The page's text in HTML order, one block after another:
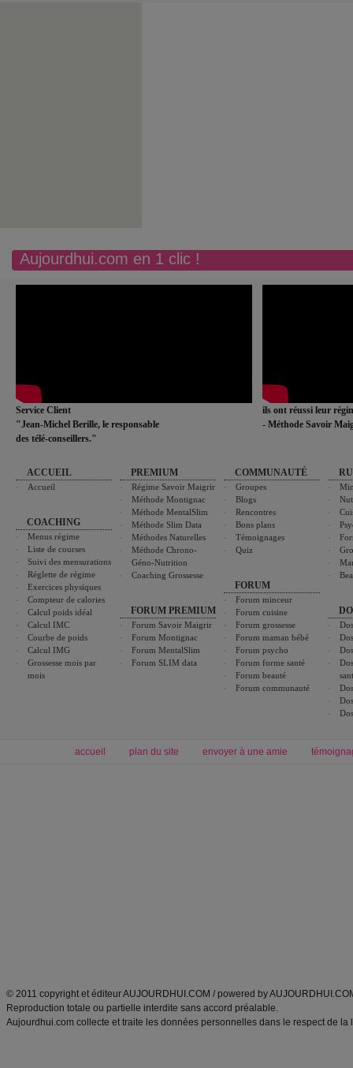
Aujourdhui.com en 1 clic !
Service Client
"Jean-Michel Berille, le responsable
des télé-conseillers."
ils ont réussi leur
- Méthode Savoir
ACCUEIL
Accueil
COACHING
Menus régime
Liste de courses
Suivi des mensurations
Réglette de régime
Exercices physiques
Compteur de calories
Calcul poids idéal
Calcul IMC
Courbe de poids
Calcul IMG
Grossesse mois par
mois
PREMIUM
Régime Savoir Maigrir
Méthode Montignac
Méthode MentalSlim
Méthode Slim Data
Méthodes Naturelles
Méthode Chrono-
Géno-Nutrition
Coaching Grossesse
FORUM PREMIUM
Forum Savoir Maigrir
Forum Montignac
Forum MentalSlim
Forum SLIM data
COMMUNAUTÉ
Groupes
Blogs
Rencontres
Bons plans
Témoignages
Quiz
FORUM
Forum minceur
Forum cuisine
Forum grossesse
Forum maman bébé
Forum psycho
Forum forme santé
Forum beauté
Forum communauté
accueil plan du site envoyer à une amie
© 2011 copyright et éditeur AUJOURDHUI.COM / powered by
Reproduction totale ou partielle interdite sans accord préalable.
Aujourdhui.com collecte et traite les données personnelles dans le respect de